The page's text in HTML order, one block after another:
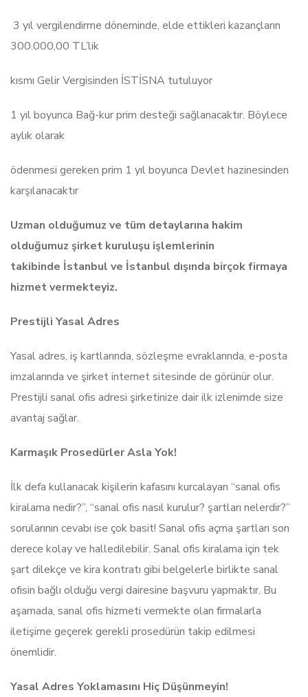
3 yıl vergilendirme döneminde, elde ettikleri kazançların
300.000,00 TL’lik
kısmı Gelir Vergisinden İSTİSNA tutuluyor
1 yıl boyunca Bağ-kur prim desteği sağlanacaktır. Böylece
aylık olarak
ödenmesi gereken prim 1 yıl boyunca Devlet hazinesinden
karşılanacaktır
Uzman olduğumuz ve tüm detaylarına hakim
olduğumuz şirket kuruluşu işlemlerinin
takibinde İstanbul ve İstanbul dışında birçok firmaya
hizmet vermekteyiz.
Prestijli Yasal Adres
Yasal adres, iş kartlarında, sözleşme evraklarında, e-posta
imzalarında ve şirket internet sitesinde de görünür olur.
Prestijli sanal ofis adresi şirketinize dair ilk izlenimde size
avantaj sağlar.
Karmaşık Prosedürler Asla Yok!
İlk defa kullanacak kişilerin kafasını kurcalayan “sanal ofis
kiralama nedir?”, “sanal ofis nasıl kurulur? şartları nelerdir?”
sorularının cevabı ise çok basit! Sanal ofis açma şartları son
derece kolay ve halledilebilir. Sanal ofis kiralama için tek
şart dilekçe ve kira kontratı gibi belgelerle birlikte sanal
ofisin bağlı olduğu vergi dairesine başvuru yapmaktır. Bu
aşamada, sanal ofis hizmeti vermekte olan firmalarla
iletişime geçerek gerekli prosedürün takip edilmesi
önemlidir.
Yasal Adres Yoklamasını Hiç Düşünmeyin!